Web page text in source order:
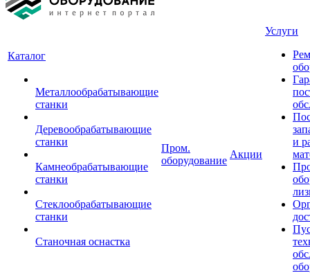
Каталог
Металлообрабатывающие
станки
Деревообрабатывающие
станки
Камнеобрабатывающие
станки
Стеклообрабатывающие
станки
Станочная оснастка
Пром.
оборудование
Акции
Услуги
и